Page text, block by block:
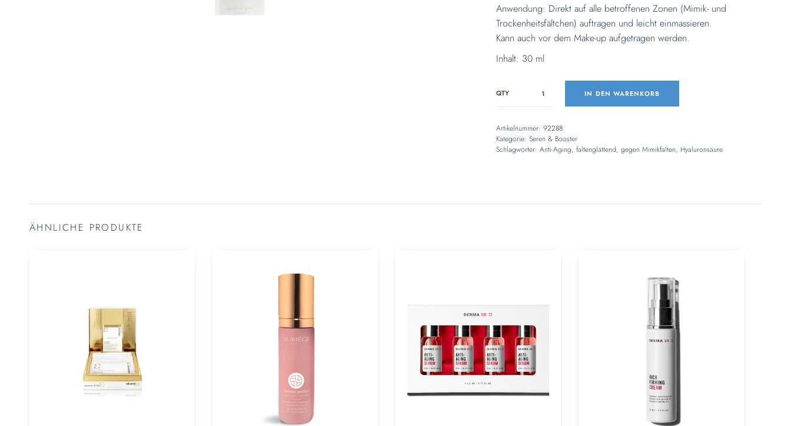
Anwendung: Direkt auf alle betroffenen Zonen (Mimik- und
Trockenheitsfältchen) auftragen und leicht einmassieren.
Kann auch vor dem Make-up aufgetragen werden.
Inhalt: 30 ml
QTY IN DEN WARENKORB
Artikelnummer:92288
Kategorie:Seren & Booster
Schlagwörter:Anti-Aging,faltenglättend,gegen Mimikfalten, Hyaluronsäure
ÄHNLICHE PRODUKTE